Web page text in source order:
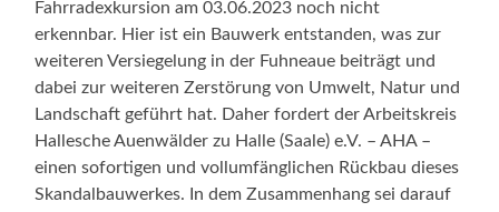
Fahrradexkursion am 03.06.2023 noch nicht
erkennbar. Hier ist ein Bauwerk entstanden, was zur
weiteren Versiegelung in der Fuhneaue beiträgt und
dabei zur weiteren Zerstörung von Umwelt, Natur und
Landschaft geführt hat. Daher fordert der Arbeitskreis
Hallesche Auenwälder zu Halle (Saale) e.V. – AHA –
einen sofortigen und vollumfänglichen Rückbau dieses
Skandalbauwerkes. In dem Zusammenhang sei darauf